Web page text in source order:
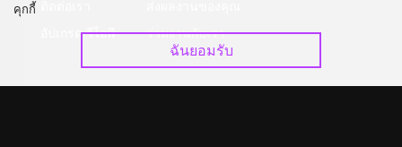
อัปเกรด วีไอพี
ร่วมงานกับเรา
คุกกี้
ฉันยอมรับ